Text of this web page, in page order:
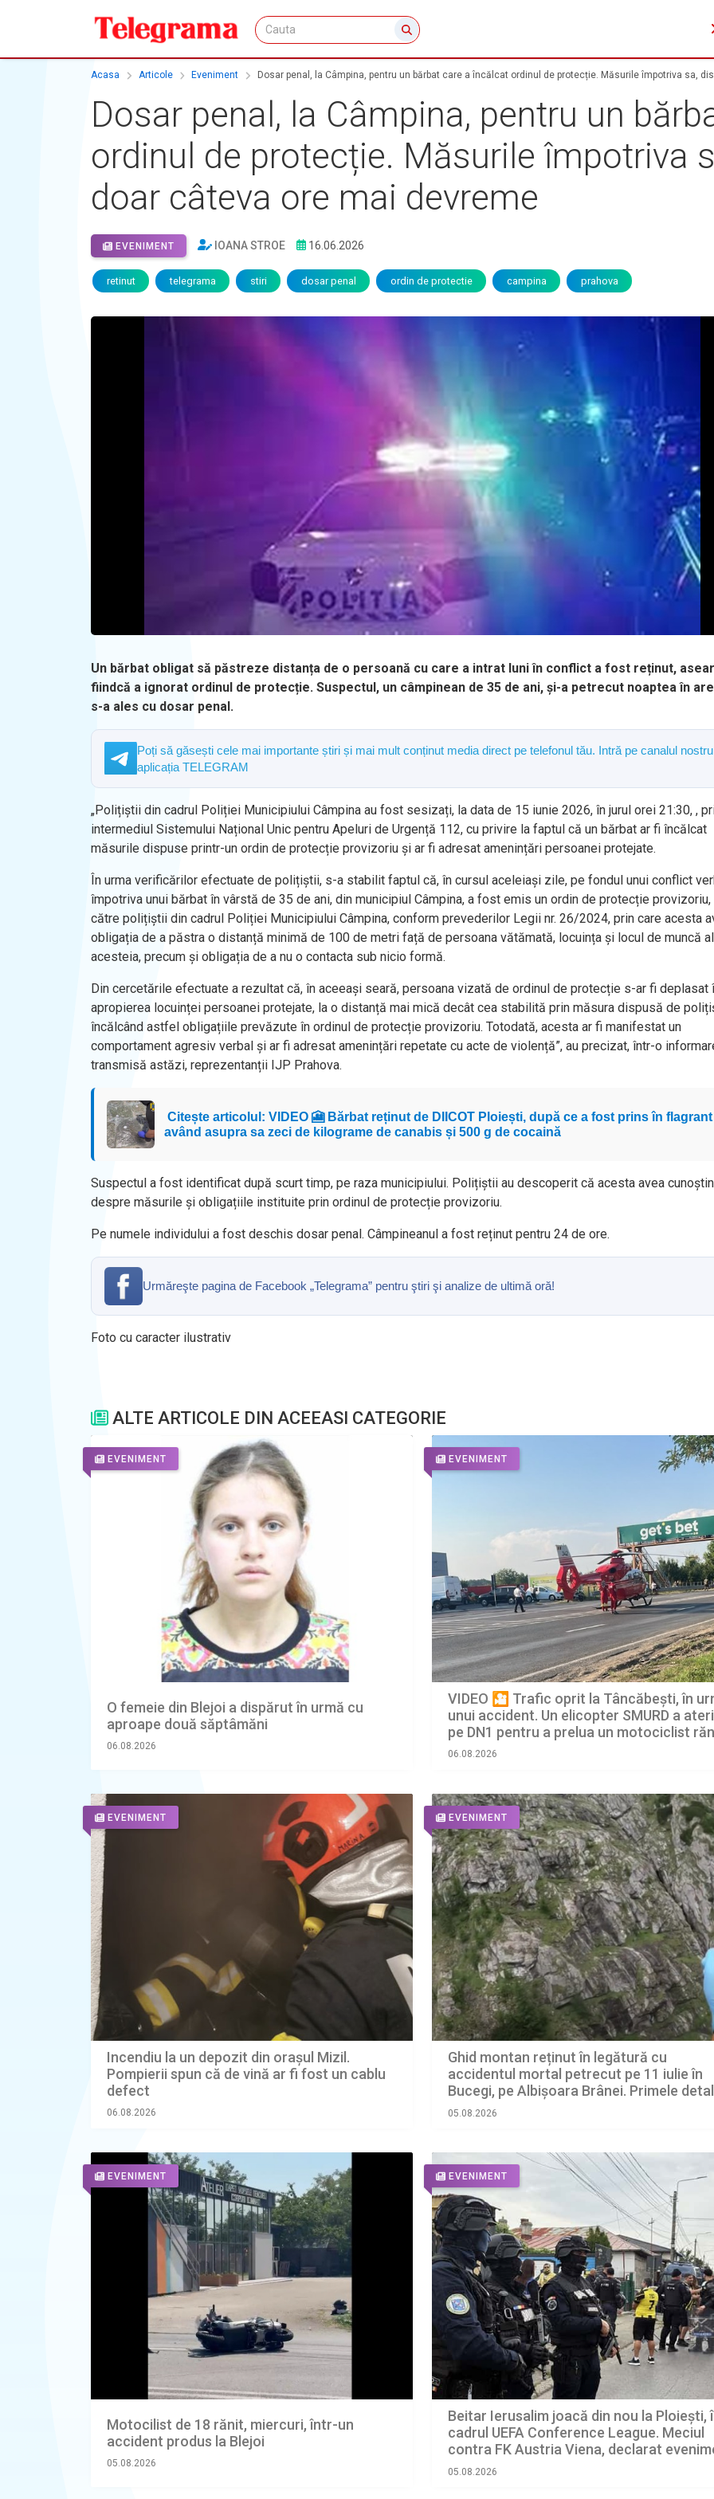
Acasa Articole Eveniment Dosar penal, la Câmpina, pentru un bărbat care a încălcat ordinul de protecție. Măsurile împotriva sa,
Dosar penal, la Câmpina, pentru un
ordinul de protecție. Măsurile împotriva
doar câteva ore mai devreme
EVENIMENT IOANA STROE 16.06.2026
retinut telegrama stiri dosar penal ordin de protectie campina prahova
Un bărbat obligat să păstreze distanța de o persoană cu care a intrat luni în conflict a fost reținut,
fiindcă a ignorat ordinul de protecție. Suspectul, un câmpinean de 35 de ani, și-a petrecut noaptea în
s-a ales cu dosar penal.
Poți să găsești cele mai importante știri și mai mult conținut media direct pe telefonul tău. Intră pe canalul
aplicația TELEGRAM
„Polițiștii din cadrul Poliției Municipiului Câmpina au fost sesizați, la data de 15 iunie 2026, în jurul orei 21:30, ,
intermediul Sistemului Național Unic pentru Apeluri de Urgență 112, cu privire la faptul că un bărbat ar fi încălcat
măsurile dispuse printr-un ordin de protecție provizoriu și ar fi adresat amenințări persoanei protejate.
În urma verificărilor efectuate de polițiștii, s-a stabilit faptul că, în cursul aceleiași zile, pe fondul unui conflict
împotriva unui bărbat în vârstă de 35 de ani, din municipiul Câmpina, a fost emis un ordin de protecție
către polițiștii din cadrul Poliției Municipiului Câmpina, conform prevederilor Legii nr. 26/2024, prin care acesta
obligația de a păstra o distanță minimă de 100 de metri față de persoana vătămată, locuința și locul de muncă al
acesteia, precum și obligația de a nu o contacta sub nicio formă.
Din cercetările efectuate a rezultat că, în aceeași seară, persoana vizată de ordinul de protecție s-ar fi deplasat
apropierea locuinței persoanei protejate, la o distanță mai mică decât cea stabilită prin măsura dispusă de
încălcând astfel obligațiile prevăzute în ordinul de protecție provizoriu. Totodată, acesta ar fi manifestat un
comportament agresiv verbal și ar fi adresat amenințări repetate cu acte de violență”, au precizat, într-o
transmisă astăzi, reprezentanții IJP Prahova.
Citește articolul: VIDEO 🎦 Bărbat reținut de DIICOT Ploiești, după ce a fost prins în flagrant
având asupra sa zeci de kilograme de canabis și 500 g de cocaină
Suspectul a fost identificat după scurt timp, pe raza municipiului. Polițiștii au descoperit că acesta avea
despre măsurile și obligațiile instituite prin ordinul de protecție provizoriu.
Pe numele individului a fost deschis dosar penal. Câmpineanul a fost reținut pentru 24 de ore.
Urmăreşte pagina de Facebook „Telegrama” pentru ştiri şi analize de ultimă oră!
Foto cu caracter ilustrativ
ALTE ARTICOLE DIN ACEEASI CATEGORIE
EVENIMENT
O femeie din Blejoi a dispărut în urmă cu
aproape două săptâmăni
06.08.2026
EVENIMENT
VIDEO 🎦 Trafic oprit la Tâncăbești, în
unui accident. Un elicopter SMURD a
pe DN1 pentru a prelua un motociclist
06.08.2026
EVENIMENT
Incendiu la un depozit din orașul Mizil.
Pompierii spun că de vină ar fi fost un cablu
defect
06.08.2026
EVENIMENT
Ghid montan reținut în legătură cu
accidentul mortal petrecut pe 11 iulie în
Bucegi, pe Albișoara Brânei. Primele
din anchetă făcute publice de procurori
05.08.2026
EVENIMENT
Motocilist de 18 rănit, miercuri, într-un
accident produs la Blejoi
05.08.2026
EVENIMENT
Beitar Ierusalim joacă din nou la Ploiești,
cadrul UEFA Conference League. Meciul
contra FK Austria Viena, declarat
cu grad ridicat de risc
05.08.2026